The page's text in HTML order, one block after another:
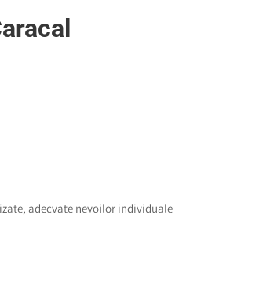
adecvate nevoilor individuale